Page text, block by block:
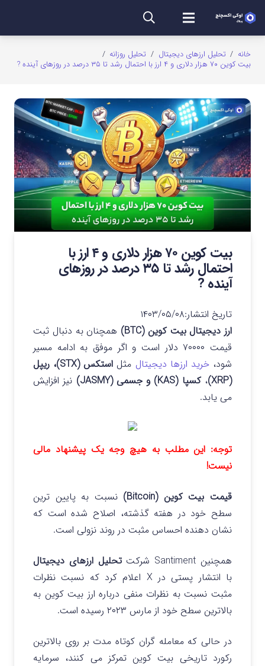
خانه / تحلیل ارزهای دیجیتال / تحلیل روزانه /
بیت کوین ۷۰ هزار دلاری و ۴ ارز با احتمال رشد تا ۳۵ درصد در روزهای آینده ?
بیت کوین ۷۰ هزار دلاری و ۴ ارز با
احتمال رشد تا ۳۵ درصد در روزهای
آینده ?
تاریخ انتشار:۱۴۰۳/۰۵/۰۸
ارز دیجیتال بیت کوین (BTC)
همچنان به دنبال ثبت
قیمت ۷۰۰۰۰ دلار است و اگر موفق به ادامه مسیر
شود،خرید ارزها دیجیتال مثل
استکس (STX)، ریپل
(XRP)
،کسپا (KAS) و جسمی (JASMY)
نیز افزایش
می یابد.
توجه: این مطلب به هیچ وجه یک پیشنهاد مالی
نیست!
قیمت بیت کوین (Bitcoin)
نسبت به پایین ترین
سطح خود در هفته گذشته، اصلاح شده است که
نشان دهنده احساس مثبت در روند نزولی است.
همچنین Santiment شرکت
تحلیل ارزهای دیجیتال
با انتشار پستی در X اعلام کرد که نسبت نظرات
مثبت نسبت به نظرات منفی درباره ارز بیت کوین به
بالاترین سطح خود از مارس ۲۰۲۳ رسیده است.
در حالی که معامله گران کوتاه مدت بر روی بالاترین
رکورد تاریخی بیت کوین تمرکز می کنند، سرمایه